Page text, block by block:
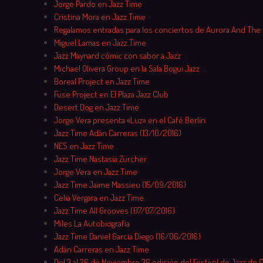
Jorge Pardo en Jazz Time
Cristina Mora en Jazz Time
Regalamos entradas para los conciertos de Aurora And
Miguel Lamas en Jazz Time
Jazz Maynard cómic con sabor a Jazz
Michael Olivera Group en la Sala Bogui Jazz
Boreal Project en Jazz Time
Fuse Project en El Plaza Jazz Club
Desert Dog en Jazz Time
Jorge Vera presenta «Luz» en el Café Berlín
Jazz Time Adán Carreras (13/10/2016)
NES en Jazz Time
Jazz Time Nastasia Zürcher
Jorge Vera en Jazz Time
Jazz Time Jaime Massieu (15/09/2016)
Celia Vergara en Jazz Time
Jazz Time All Grooves (07/07/2016)
Miles La Autobiografía
Jazz Time Daniel García Diego (16/06/2016)
Adán Carreras en Jazz Time